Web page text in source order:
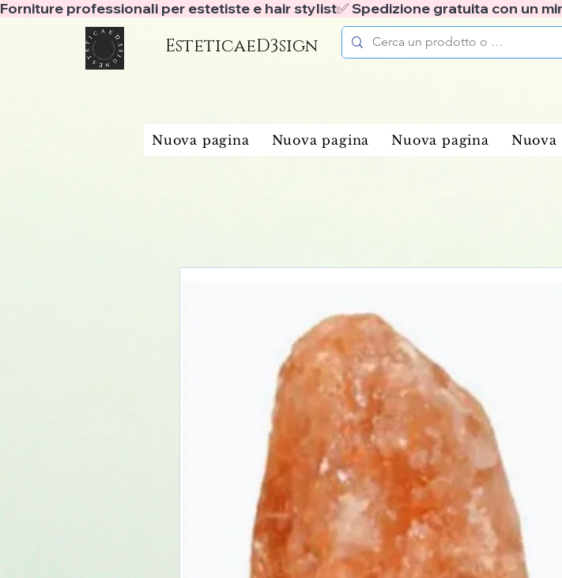
Forniture professionali per estetiste e hair stylist✅ Spedizione gratuita con un
EsteticaeD3sign
Nuova pagina Nuova pagina Nuova pagina Nuova